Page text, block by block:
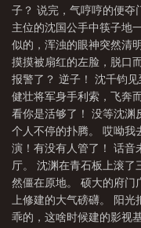
子？ 说完，气哼哼的便夺
主位的沈国公手中筷子地
似的，浑浊的眼神突然清
摸摸被扇红的左脸，脱口
报警了？ 逆子！ 沈千钧
健壮将军身手利索，飞奔
看你是活够了！ 没等沈渊
个人不停的扑腾。 哎呦我
演！有没有人管了！ 话音
厅。 沈渊在青石板上滚了
然僵在原地。 硕大的府门
上修建的大气磅礴。 阳
乖的，这啥时候建的影视